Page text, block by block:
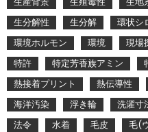
生分解性
生分解 環状シ
環境ホルモン
環境 現場
特許
特定芳香族アミン
熱接着プリント
熱伝導性
海洋汚染
浮き輪 洗濯寸
法令
水着 毛皮 毛(